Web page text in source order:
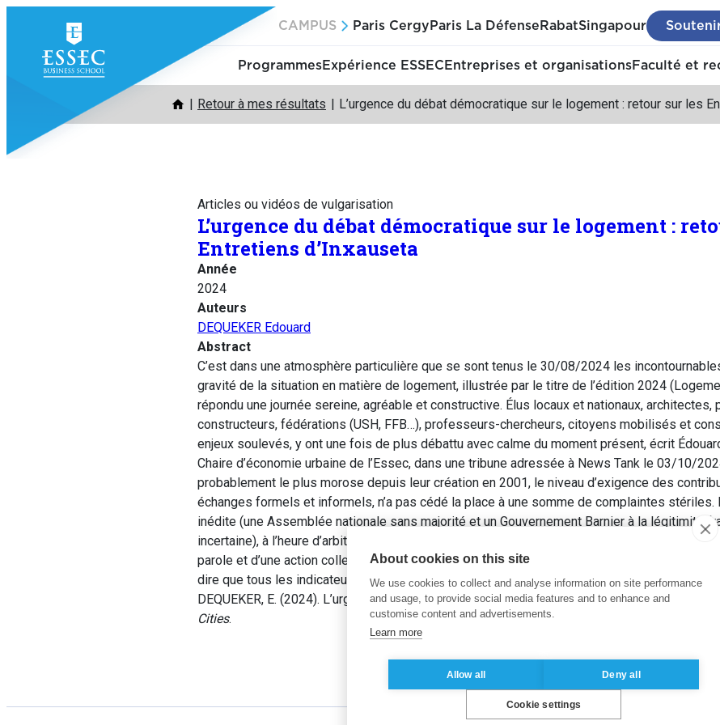
contenu
CAMPUS Paris Cergy Paris La Défense RabatSingapour Soutenir
ProgrammesExpérience ESSEC Entreprises et organisationsFaculté et
Retour à mes résultats L’urgence du débat démocratique sur le logement : retour sur les
Articles ou vidéos de vulgarisation
L’urgence du débat démocratique sur le logement :
Entretiens d’Inxauseta
Année
2024
Auteurs
DEQUEKER Edouard
Abstract
C’est dans une atmosphère particulière que se sont tenus le 30/08/2024 les
gravité de la situation en matière de logement, illustrée par le titre de l’édition 2024
répondu une journée sereine, agréable et constructive. Élus locaux et nationaux, architectes,
constructeurs, fédérations (USH, FFB…), professeurs-chercheurs, citoyens mobilisés et
enjeux soulevés, y ont une fois de plus débattu avec calme du moment présent, écrit
Chaire d’économie urbaine de l’Essec, dans une tribune adressée à News Tank le 03/10/
probablement le plus morose depuis leur création en 2001, le niveau d’exigence des
échanges formels et informels, n’a pas cédé la place à une somme de complaintes
inédite (une Assemblée nationale sans majorité et un Gouvernement Barnier à la légitimité
incertaine), à l’heure d’arbitrages budgétaires imminents et cruciaux, les acteurs de la filière
parole et d’une action collectives. Il aurait été surprenant que le terme de « crise » n’occupe
dire que tous les indicateurs sont au rouge. Voici la tribune d’Édouard Dequeker.
DEQUEKER, E. (2024). L’urgence du débat démocratique sur le logement : retour sur les
Cities.
About cookies on this site
We use cookies to collect and analyse information on site performance
and usage, to provide social media features and to enhance and
customise content and advertisements.
Learn more
Allow all Deny all
Cookie settings